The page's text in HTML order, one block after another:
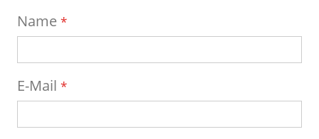
Name
E-Mail